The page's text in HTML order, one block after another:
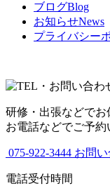
ブログBlog
お知らせNews
プライバシー
研修・出張などでお
お電話などでご予約
075-922-3444 お問
電話受付時間